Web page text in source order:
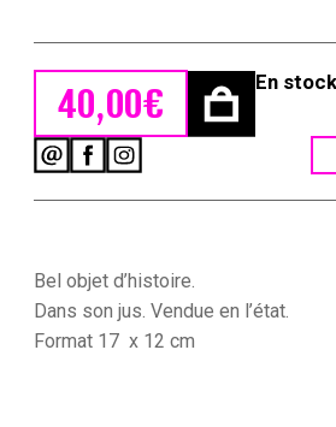
40,00€ En stock
Libération
de
/
Bel objet d’histoire.
Dans son jus. Vendue en l’état.
Format 17 x 12 cm